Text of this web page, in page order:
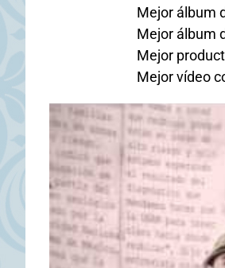
Mejor álbum
Mejor álbum
Mejor
Mejor vídeo